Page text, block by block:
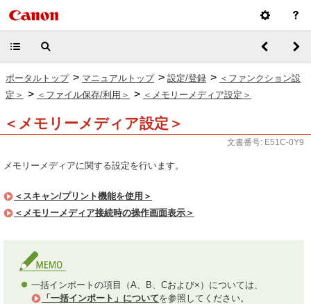
ポータルトップ > マニュアルトップ > 設定/登録 > ＜ファンクション設
定＞ > ＜ファイル保存/利用＞ > ＜メモリーメディア設定＞
＜メモリーメディア設定＞
文書番号: E51C-0Y9
メモリーメディアに関する設定を行います。
＜スキャン/プリント機能を使用＞
＜メモリーメディア接続時の操作画面表示＞
一括インポートの項目（A、B、Cおよび×）については、
「一括インポート」についてを参照してください。